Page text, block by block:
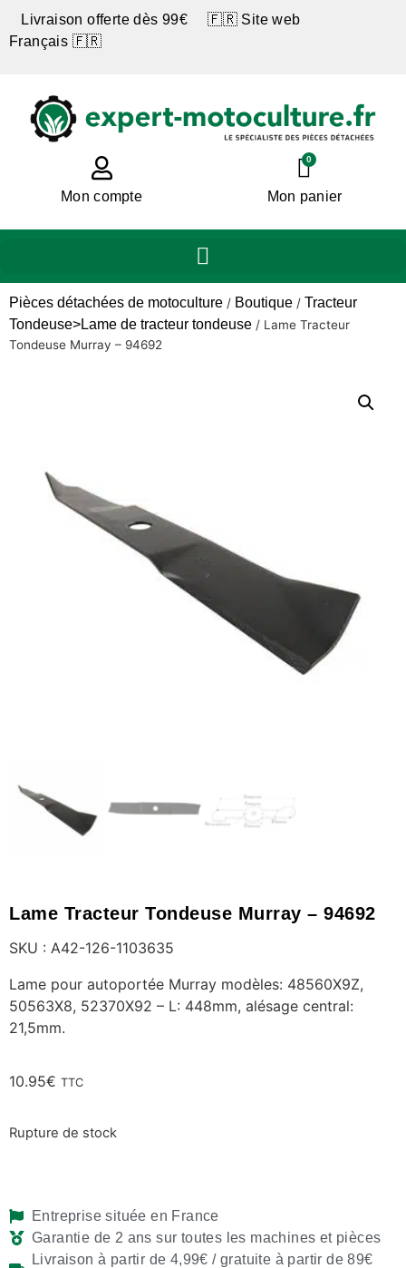
Livraison offerte dès 99€ 🇫🇷 Site web
Français 🇫🇷
Mon compte
0
Mon panier
Pièces détachées de motoculture / Boutique / Tracteur
Tondeuse>Lame de tracteur tondeuse / Lame Tracteur
Tondeuse Murray – 94692
Lame Tracteur Tondeuse Murray – 94692
SKU : A42-126-1103635
Lame pour autoportée Murray modèles: 48560X9Z,
50563X8, 52370X92 – L: 448mm, alésage central:
21,5mm.
10.95€ TTC
Rupture de stock
Entreprise située en France
Garantie de 2 ans sur toutes les machines et pièces
Livraison à partir de 4,99€ / gratuite à partir de 89€